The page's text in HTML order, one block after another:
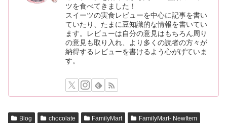
ツを食べてきました！
スイーツの実食レビューを中心に記事を書い
ていたり、たまに豆知識的な情報を書いてい
ます。レビューは自分の意見はもちろん周り
の意見も取り入れ、より多くの読者の方々が
納得するレビューを書けるよう心がげていま
す。
Blog chocolate FamilyMart
FamilyMart- NewItem